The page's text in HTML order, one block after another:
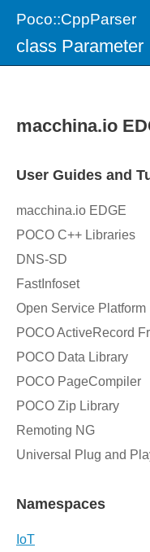
Poco::CppParser
class Parameter